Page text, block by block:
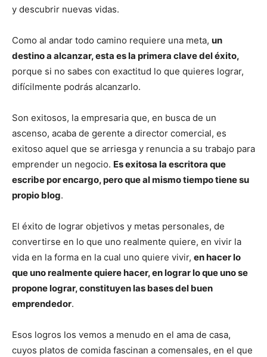
y descubrir nuevas vidas.
Como al andar todo camino requiere una meta, un
destino a alcanzar, esta es la primera clave del éxito,
porque si no sabes con exactitud lo que quieres lograr,
difícilmente podrás alcanzarlo.
Son exitosos, la empresaria que, en busca de un
ascenso, acaba de gerente a director comercial, es
exitoso aquel que se arriesga y renuncia a su trabajo para
emprender un negocio. Es exitosa la escritora que
escribe por encargo, pero que al mismo tiempo tiene su
propio blog.
El éxito de lograr objetivos y metas personales, de
convertirse en lo que uno realmente quiere, en vivir la
vida en la forma en la cual uno quiere vivir, en hacer lo
que uno realmente quiere hacer, en lograr lo que uno se
propone lograr, constituyen las bases del buen
emprendedor.
Esos logros los vemos a menudo en el ama de casa,
cuyos platos de comida fascinan a comensales, en el que